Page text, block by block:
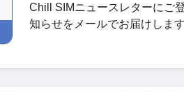
Chill SIMニュースレターにご
知らせをメールでお届けします